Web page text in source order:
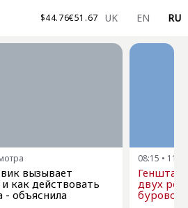
$44.76€51.67 UK EN RU
вызывает
как действовать
- объяснила
08:15 •
Генштаб
двух
буровой